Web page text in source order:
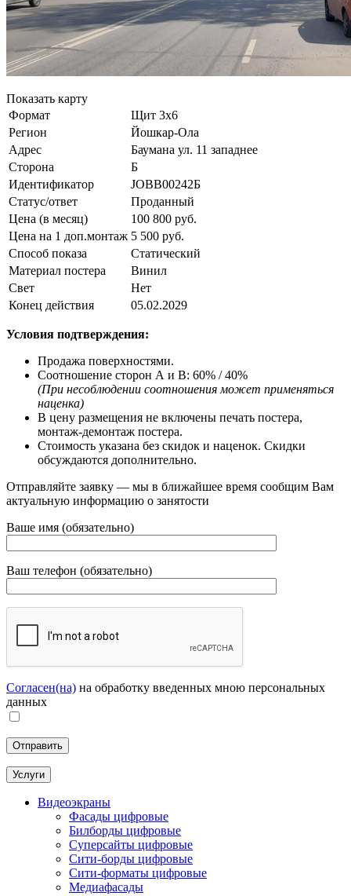
Показать карту
Формат
Щит 3х6
Регион
Йошкар-Ола
Адрес
Баумана ул. 11 западнее
Сторона
Б
Идентификатор
JOBB00242Б
Статус/ответ
Проданный
Цена (в месяц)
100 800 руб.
Цена на 1 доп.монтаж 5 500 руб.
Способ показа
Статический
Материал постера
Винил
Свет
Нeт
Конец действия
05.02.2029
Условия подтверждения:
Продажа поверхностями.
Соотношение сторон А и В: 60% / 40%
(При несоблюдении соотношения может применяться
наценка)
В цену размещения не включены печать постера,
монтаж-демонтаж постера.
Стоимость указана без скидок и наценок. Скидки
обсуждаются дополнительно.
Отправляйте заявку — мы в ближайшее время сообщим Вам
актуальную информацию о занятости
Ваше имя (обязательно)
Ваш телефон (обязательно)
Согласен(на) на обработку введенных мною персональных
данных
Услуги
Видеоэкраны
Фасады цифровые
Билборды цифровые
Суперсайты цифровые
Сити-борды цифровые
Сити-форматы цифровые
Медиафасады